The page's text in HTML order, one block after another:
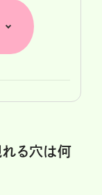
る穴は何